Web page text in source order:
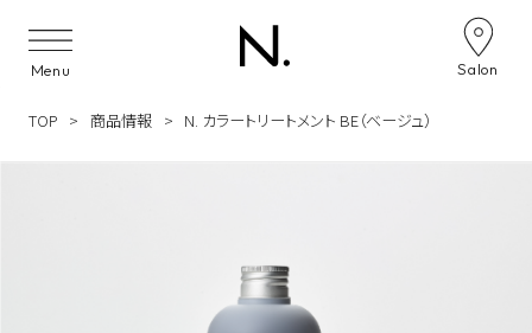
Menu Salon
TOP 商品情報 N. カラートリートメント BE（ベージュ）